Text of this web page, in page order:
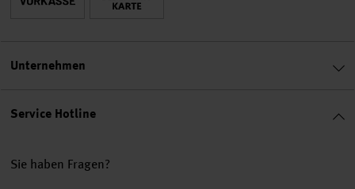
Service Hotline
Sie haben Fragen?
Unternehmen